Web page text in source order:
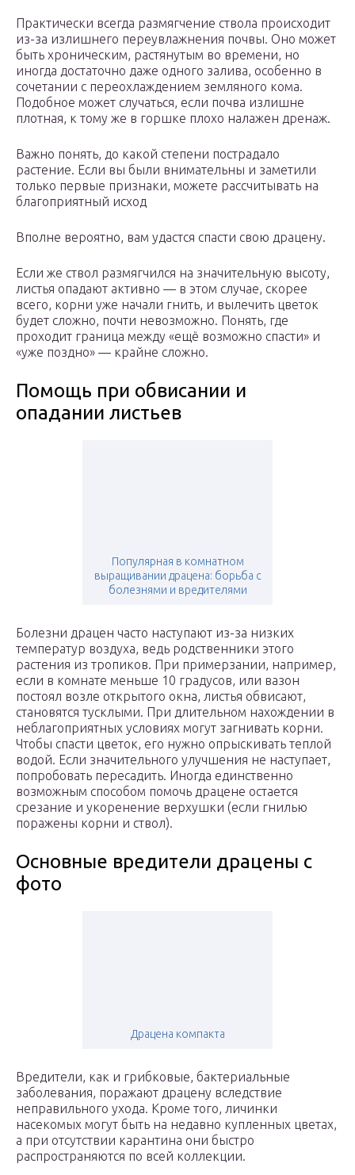
Практически всегда размягчение ствола происходит
из-за излишнего переувлажнения почвы. Оно может
быть хроническим, растянутым во времени, но
иногда достаточно даже одного залива, особенно в
сочетании с переохлаждением земляного кома.
Подобное может случаться, если почва излишне
плотная, к тому же в горшке плохо налажен дренаж.
Важно понять, до какой степени пострадало
растение. Если вы были внимательны и заметили
только первые признаки, можете рассчитывать на
благоприятный исход
Вполне вероятно, вам удастся спасти свою драцену.
Если же ствол размягчился на значительную высоту,
листья опадают активно — в этом случае, скорее
всего, корни уже начали гнить, и вылечить цветок
будет сложно, почти невозможно. Понять, где
проходит граница между «ещё возможно спасти» и
«уже поздно» — крайне сложно.
Помощь при обвисании и
опадании листьев
Популярная в комнатном
выращивании драцена: борьба с
болезнями и вредителями
Болезни драцен часто наступают из-за низких
температур воздуха, ведь родственники этого
растения из тропиков. При примерзании, например,
если в комнате меньше 10 градусов, или вазон
постоял возле открытого окна, листья обвисают,
становятся тусклыми. При длительном нахождении в
неблагоприятных условиях могут загнивать корни.
Чтобы спасти цветок, его нужно опрыскивать теплой
водой. Если значительного улучшения не наступает,
попробовать пересадить. Иногда единственно
возможным способом помочь драцене остается
срезание и укоренение верхушки (если гнилью
поражены корни и ствол).
Основные вредители драцены с
фото
Драцена компакта
Вредители, как и грибковые, бактериальные
заболевания, поражают драцену вследствие
неправильного ухода. Кроме того, личинки
насекомых могут быть на недавно купленных цветах,
а при отсутствии карантина они быстро
распространяются по всей коллекции.